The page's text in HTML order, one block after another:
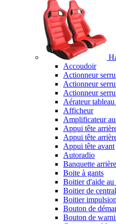
Accoudoir
Actionneur
Actionneur
Actionneur
Aérateur
Afficheur
Amplificateur
Appui tête
Appui tête
Appui tête avant
Autoradio
Banquette arrière
Boite à gants
Boitier d'aide au
Boitier de
Boitier
Bouton de
Bouton de